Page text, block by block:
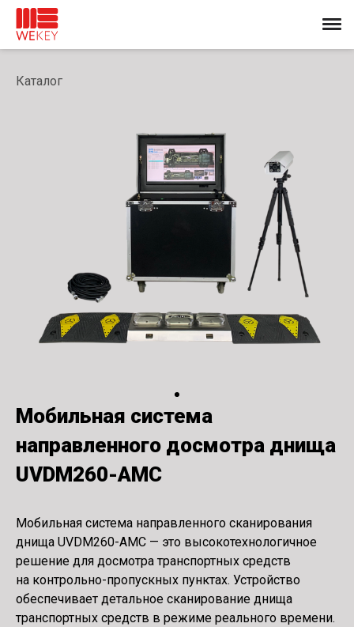
Каталог
Мобильная система
направленного досмотра днища
UVDM260-AMC
Мобильная система направленного сканирования
днища UVDM260-AMC — это высокотехнологичное
решение для досмотра транспортных средств
на контрольно-пропускных пунктах. Устройство
обеспечивает детальное сканирование днища
транспортных средств в режиме реального времени.